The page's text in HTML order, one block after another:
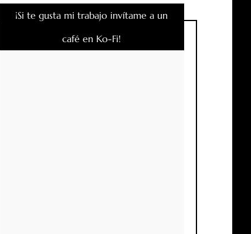
¡Si te gusta mi trabajo invítame a un
café en Ko-Fi!